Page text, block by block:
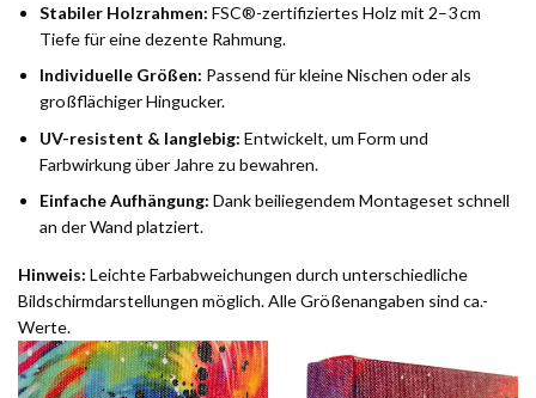
Stabiler Holzrahmen: FSC®-zertifiziertes Holz mit 2–3 cm
Tiefe für eine dezente Rahmung.
Individuelle Größen: Passend für kleine Nischen oder als
großflächiger Hingucker.
UV-resistent & langlebig: Entwickelt, um Form und
Farbwirkung über Jahre zu bewahren.
Einfache Aufhängung: Dank beiliegendem Montageset schnell
an der Wand platziert.
Hinweis: Leichte Farbabweichungen durch unterschiedliche
Bildschirmdarstellungen möglich. Alle Größenangaben sind ca.-
Werte.